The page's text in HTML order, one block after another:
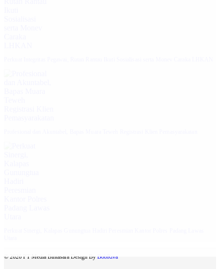
© 2026 PT Media Bintasara Design By BobRiva